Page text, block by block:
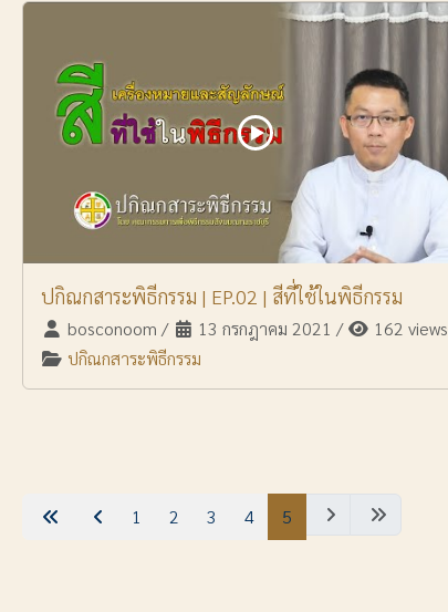
ปกิณกสาระพิธีกรรม | EP.02 | สีที่ใช้ในพิธีกรรม
bosconoom / 13 กรกฎาคม 2021 /
162 views
ปกิณกสาระพิธีกรรม
1 2 3 4 5